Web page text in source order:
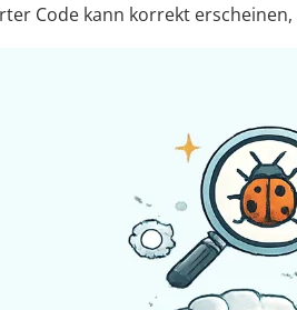
Code kann korrekt